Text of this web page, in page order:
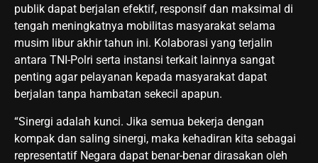
publik dapat berjalan efektif, responsif dan maksimal di
tengah meningkatnya mobilitas masyarakat selama
musim libur akhir tahun ini. Kolaborasi yang terjalin
antara TNI-Polri serta instansi terkait lainnya sangat
penting agar pelayanan kepada masyarakat dapat
berjalan tanpa hambatan sekecil apapun.
“Sinergi adalah kunci. Jika semua bekerja dengan
kompak dan saling sinergi, maka kehadiran kita sebagai
representatif Negara dapat benar-benar dirasakan oleh